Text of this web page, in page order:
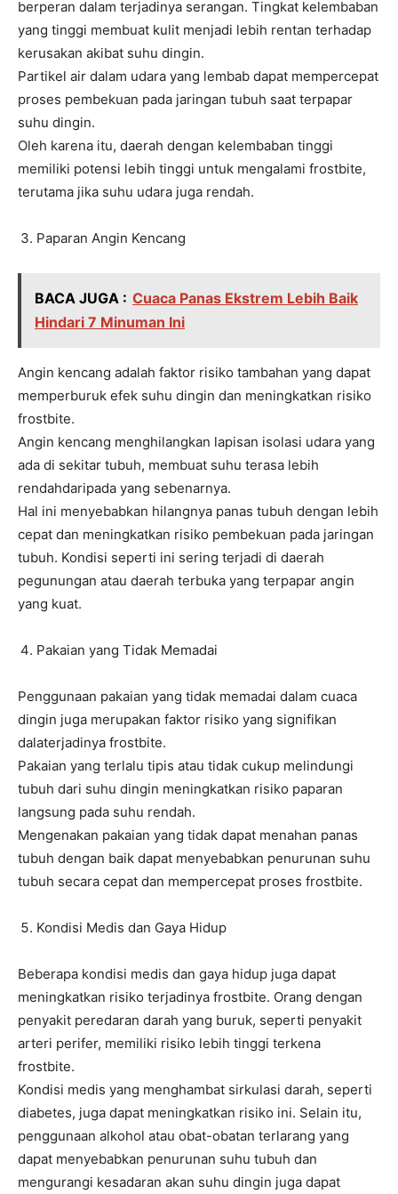
berperan dalam terjadinya serangan. Tingkat kelembaban
yang tinggi membuat kulit menjadi lebih rentan terhadap
kerusakan akibat suhu dingin.
Partikel air dalam udara yang lembab dapat mempercepat
proses pembekuan pada jaringan tubuh saat terpapar
suhu dingin.
Oleh karena itu, daerah dengan kelembaban tinggi
memiliki potensi lebih tinggi untuk mengalami frostbite,
terutama jika suhu udara juga rendah.
Paparan Angin Kencang
BACA JUGA : Cuaca Panas Ekstrem Lebih Baik
Hindari 7 Minuman Ini
Angin kencang adalah faktor risiko tambahan yang dapat
memperburuk efek suhu dingin dan meningkatkan risiko
frostbite.
Angin kencang menghilangkan lapisan isolasi udara yang
ada di sekitar tubuh, membuat suhu terasa lebih
rendahdaripada yang sebenarnya.
Hal ini menyebabkan hilangnya panas tubuh dengan lebih
cepat dan meningkatkan risiko pembekuan pada jaringan
tubuh. Kondisi seperti ini sering terjadi di daerah
pegunungan atau daerah terbuka yang terpapar angin
yang kuat.
Pakaian yang Tidak Memadai
Penggunaan pakaian yang tidak memadai dalam cuaca
dingin juga merupakan faktor risiko yang signifikan
dalaterjadinya frostbite.
Pakaian yang terlalu tipis atau tidak cukup melindungi
tubuh dari suhu dingin meningkatkan risiko paparan
langsung pada suhu rendah.
Mengenakan pakaian yang tidak dapat menahan panas
tubuh dengan baik dapat menyebabkan penurunan suhu
tubuh secara cepat dan mempercepat proses frostbite.
Kondisi Medis dan Gaya Hidup
Beberapa kondisi medis dan gaya hidup juga dapat
meningkatkan risiko terjadinya frostbite. Orang dengan
penyakit peredaran darah yang buruk, seperti penyakit
arteri perifer, memiliki risiko lebih tinggi terkena
frostbite.
Kondisi medis yang menghambat sirkulasi darah, seperti
diabetes, juga dapat meningkatkan risiko ini. Selain itu,
penggunaan alkohol atau obat-obatan terlarang yang
dapat menyebabkan penurunan suhu tubuh dan
mengurangi kesadaran akan suhu dingin juga dapat